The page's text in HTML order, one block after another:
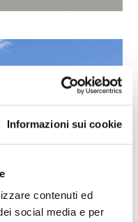
Informazioni sui cookie
contenuti ed
social media e per